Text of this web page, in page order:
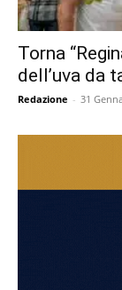
Torna
dell’uva da
Redazione - 31